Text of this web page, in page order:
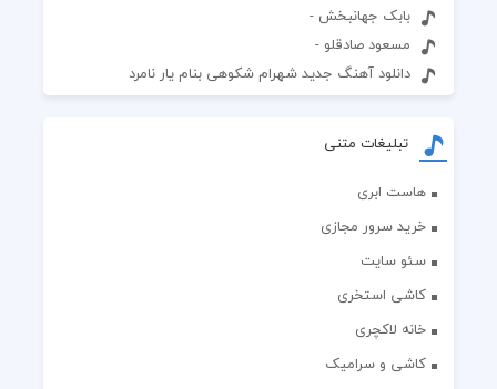
بابک جهانبخش -
مسعود صادقلو -
دانلود آهنگ جدید شهرام شکوهی بنام یار نامرد
تبلیغات متنی
هاست ابری
خرید سرور مجازی
سئو سایت
کاشی استخری
خانه لاکچری
کاشی و سرامیک